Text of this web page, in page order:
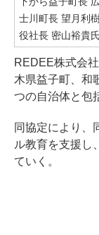
士川町長 望月利
役社長 密山裕貴氏
REDEE株式会
木県益子町、和
つの自治体と包
同協定により、
ル教育を支援し
ていく。